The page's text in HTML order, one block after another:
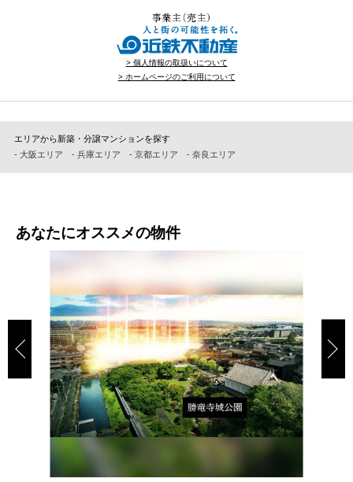
> 個人情報の取扱いについて
> ホームページのご利用について
エリアから新築・分譲マンションを探す
- 大阪エリア
- 兵庫エリア - 京都エリア - 奈良エリア
あなたにオススメの物件